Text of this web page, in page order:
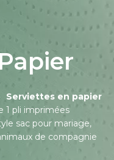
Serviettes en papier
1 pli imprimées
sac pour mariage,
de compagnie